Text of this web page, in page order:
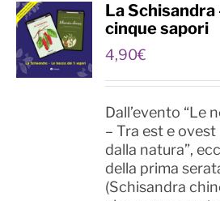
La Schisandra
cinque sapori
4,90€
Dall’evento “Le
– Tra est e ovest
dalla natura”,
della prima
(Schisandra